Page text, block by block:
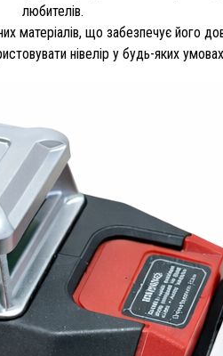
любителів.
матеріалів, що забезпечує його
нівелір у будь-яких